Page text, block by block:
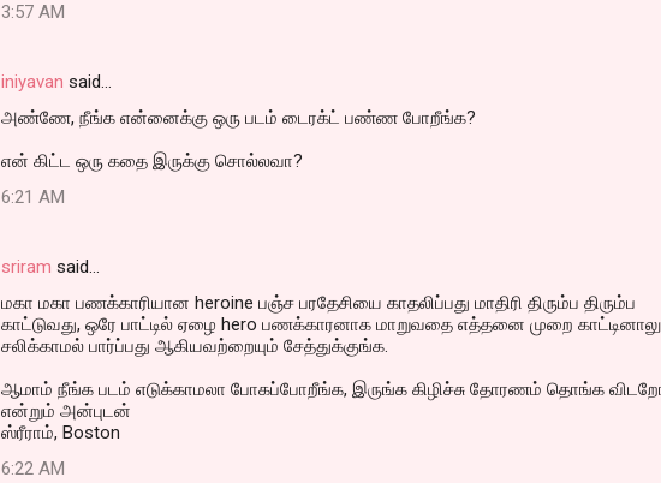
3:57 AM
iniyavan said…
அண்ணே, நீங்க என்னைக்கு ஒரு படம் டைரக்ட் பண்ண போறீங்க?
என் கிட்ட ஒரு கதை இருக்கு சொல்லவா?
6:21 AM
sriram said…
மகா மகா பணக்காரியான heroine பஞ்ச பரதேசியை காதலிப்பது மாதிரி திரும்ப திரும்ப
காட்டுவது, ஒரே பாட்டில் ஏழை hero பணக்காரனாக மாறுவதை எத்தனை முறை
சலிக்காமல் பார்ப்பது ஆகியவற்றையும் சேத்துக்குங்க.
ஆமாம் நீங்க படம் எடுக்காமலா போகப்போறீங்க, இருங்க கிழிச்சு தோரணம் தொங்க
என்றும் அன்புடன்
ஸ்ரீராம், Boston
6:22 AM